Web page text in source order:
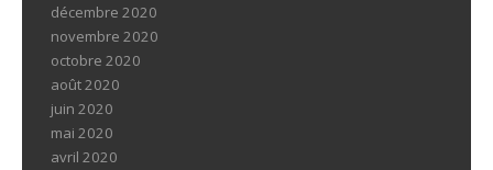
décembre 2020
novembre 2020
octobre 2020
août 2020
juin 2020
mai 2020
avril 2020